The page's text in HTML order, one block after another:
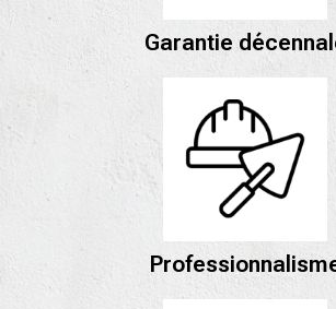
Garantie